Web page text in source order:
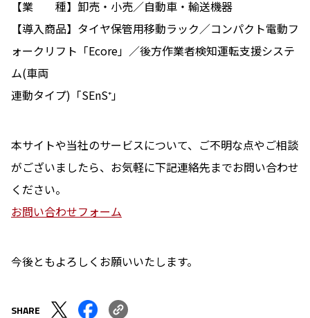
【業 種】 卸売・小売／自動車・輸送機器
【導入商品】タイヤ保管用移動ラック／コンパクト電動フ
ォークリフト「Ecore」／後方作業者検知運転支援システ
ム(車両
連動タイプ)「SEnS⁺」
本サイトや当社のサービスについて、ご不明な点やご相談
がございましたら、お気軽に下記連絡先までお問い合わせ
ください。
お問い合わせフォーム
今後ともよろしくお願いいたします。
SHARE